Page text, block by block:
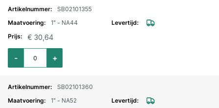
SB02101355
1" - NA44
€ 30,64
Aantal voor Storz lm. aansluitstuk binnendraad 1" - NA44
+
-
SB02101360
1" - NA52